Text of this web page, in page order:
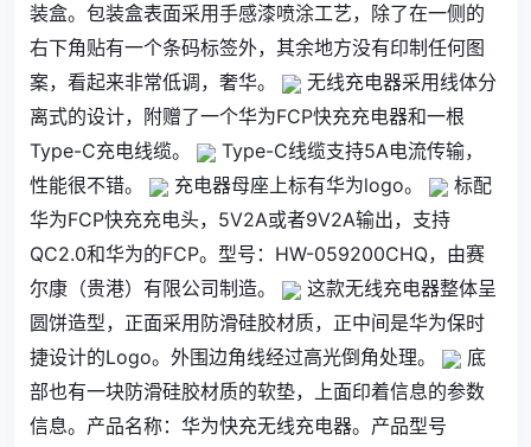
装盒。包装盒表面采用手感漆喷涂工艺，除了在一侧的
右下角贴有一个条码标签外，其余地方没有印制任何图
案，看起来非常低调，奢华。
无线充电器采用线体分
离式的设计，附赠了一个华为FCP快充充电器和一根
Type-C充电线缆。
Type-C线缆支持5A电流传输，
性能很不错。
充电器母座上标有华为logo。
标配
华为FCP快充充电头，5V2A或者9V2A输出，支持
QC2.0和华为的FCP。型号：HW-059200CHQ，由赛
尔康（贵港）有限公司制造。
这款无线充电器整体呈
圆饼造型，正面采用防滑硅胶材质，正中间是华为保时
捷设计的Logo。外围边角线经过高光倒角处理。
底
部也有一块防滑硅胶材质的软垫，上面印着信息的参数
信息。产品名称：华为快充无线充电器。产品型号